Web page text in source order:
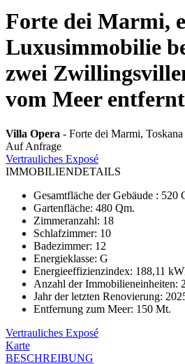
Forte dei Marmi,
Luxusimmobilie
zwei
vom Meer entfernt
Villa Opera - Forte dei Marmi, Toskana
Auf Anfrage
Vertrauliches Exposé
IMMOBILIENDETAILS
Gesamtfläche der Gebäude : 520
Gartenfläche: 480 Qm.
Zimmeranzahl: 18
Schlafzimmer: 10
Badezimmer: 12
Energieklasse: G
Energieeffizienzindex: 188,11
Anzahl der Immobilieneinheiten: 2
Jahr der letzten Renovierung:
Entfernung zum Meer: 150 Mt.
Vertrauliches Exposé
Karte
BESCHREIBUNG